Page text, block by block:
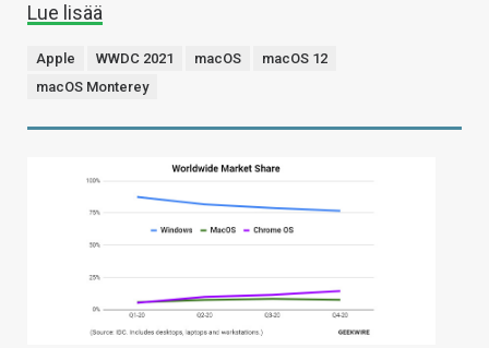
Lue lisää
Apple WWDC 2021 macOS
macOS 12
macOS Monterey